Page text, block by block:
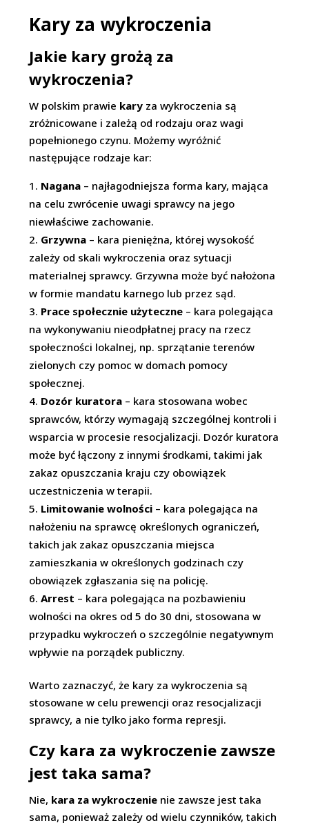
Kary za wykroczenia
Jakie kary grożą za
wykroczenia?
W polskim prawie kary za wykroczenia są
zróżnicowane i zależą od rodzaju oraz wagi
popełnionego czynu. Możemy wyróżnić
następujące rodzaje kar:
Nagana – najłagodniejsza forma kary, mająca
na celu zwrócenie uwagi sprawcy na jego
niewłaściwe zachowanie.
Grzywna – kara pieniężna, której wysokość
zależy od skali wykroczenia oraz sytuacji
materialnej sprawcy. Grzywna może być nałożona
w formie mandatu karnego lub przez sąd.
Prace społecznie użyteczne – kara polegająca
na wykonywaniu nieodpłatnej pracy na rzecz
społeczności lokalnej, np. sprzątanie terenów
zielonych czy pomoc w domach pomocy
społecznej.
Dozór kuratora – kara stosowana wobec
sprawców, którzy wymagają szczególnej kontroli i
wsparcia w procesie resocjalizacji. Dozór kuratora
może być łączony z innymi środkami, takimi jak
zakaz opuszczania kraju czy obowiązek
uczestniczenia w terapii.
Limitowanie wolności – kara polegająca na
nałożeniu na sprawcę określonych ograniczeń,
takich jak zakaz opuszczania miejsca
zamieszkania w określonych godzinach czy
obowiązek zgłaszania się na policję.
Arrest – kara polegająca na pozbawieniu
wolności na okres od 5 do 30 dni, stosowana w
przypadku wykroczeń o szczególnie negatywnym
wpływie na porządek publiczny.
Warto zaznaczyć, że kary za wykroczenia są
stosowane w celu prewencji oraz resocjalizacji
sprawcy, a nie tylko jako forma represji.
Czy kara za wykroczenie zawsze
jest taka sama?
Nie, kara za wykroczenie nie zawsze jest taka
sama, ponieważ zależy od wielu czynników, takich